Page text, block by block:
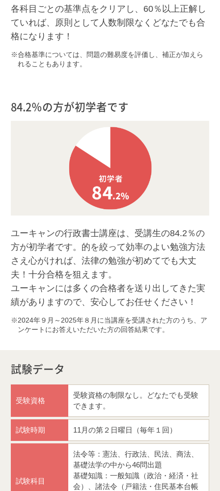
各科目ごとの基準点をクリアし、60％以上正解し
ていれば、原則として人数制限なくどなたでも合
格になります！
合格基準については、問題の難易度を評価し、補正が加えら
れることもあります。
84.2％の方が初学者です
ユーキャンの行政書士講座は、受講生の84.2％の
方が初学者です。的を絞って効率のよい勉強方法
さえ心がければ、法律の勉強が初めてでも大丈
夫！十分合格を狙えます。
ユーキャンには多くの合格者を送り出してきた実
績がありますので、安心してお任せください！
2024年９月～2025年８月に当講座を受講された方のうち、ア
ンケートにお答えいただいた方の回答結果です。
試験データ
受験資格
受験資格の制限なし。どなたでも受験
できます。
試験時期 11月の第２日曜日（毎年１回）
試験科目
法令等：憲法、行政法、民法、商法、
基礎法学の中から46問出題
基礎知識：一般知識（政治・経済・社
会）、諸法令（戸籍法・住民基本台帳